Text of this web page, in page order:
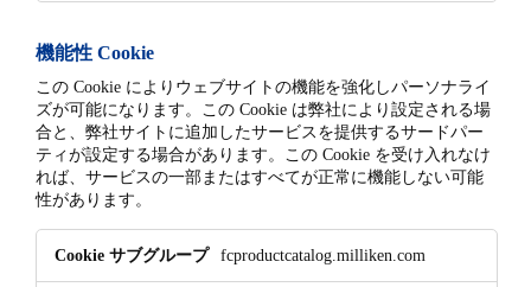
機能性 Cookie
この Cookie によりウェブサイトの機能を強化しパーソナライ
ズが可能になります。この Cookie は弊社により設定される場
合と、弊社サイトに追加したサービスを提供するサードパー
ティが設定する場合があります。この Cookie を受け入れなけ
れば、サービスの一部またはすべてが正常に機能しない可能
性があります。
fcproductcatalog.milliken.com